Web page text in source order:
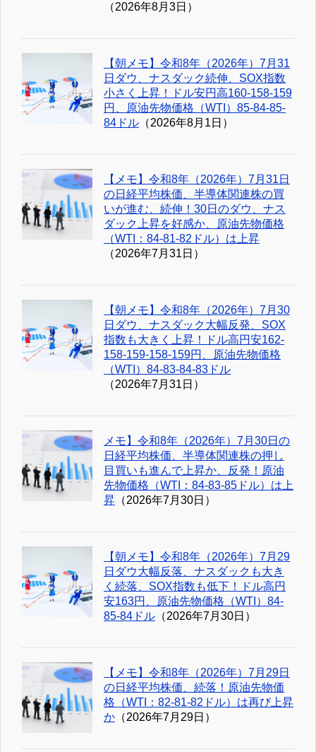
（2026年8月3日）
【朝メモ】令和8年（2026年）7月31
日ダウ、ナスダック続伸、SOX指数
小さく上昇！ドル安円高160-158-159
円、原油先物価格（WTI）85-84-85-
84ドル （2026年8月1日）
【メモ】令和8年（2026年）7月31日
の日経平均株価、半導体関連株の買
いが進む、続伸！30日のダウ、ナス
ダック上昇を好感か、原油先物価格
（WTI：84-81-82ドル）は上昇
（2026年7月31日）
【朝メモ】令和8年（2026年）7月30
日ダウ、ナスダック大幅反発、SOX
指数も大きく上昇！ドル高円安162-
158-159-158-159円、原油先物価格
（WTI）84-83-84-83ドル
（2026年7月31日）
メモ】令和8年（2026年）7月30日の
日経平均株価、半導体関連株の押し
目買いも進んで上昇か、反発！原油
先物価格（WTI：84-83-85ドル）は上
昇 （2026年7月30日）
【朝メモ】令和8年（2026年）7月29
日ダウ大幅反落、ナスダックも大き
く続落、SOX指数も低下！ドル高円
安163円、原油先物価格（WTI）84-
85-84ドル （2026年7月30日）
【メモ】令和8年（2026年）7月29日
の日経平均株価、続落！原油先物価
格（WTI：82-81-82ドル）は再び上昇
か （2026年7月29日）